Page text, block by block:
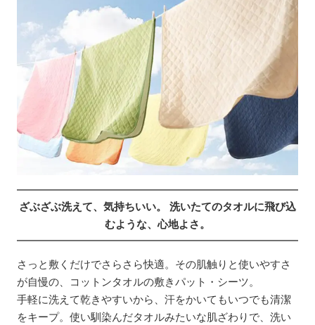
ざぶざぶ洗えて、気持ちいい。 洗いたてのタオルに飛び込
むような、心地よさ。
さっと敷くだけでさらさら快適。その肌触りと使いやすさ
が自慢の、コットンタオルの敷きパット・シーツ。
手軽に洗えて乾きやすいから、汗をかいてもいつでも清潔
をキープ。使い馴染んだタオルみたいな肌ざわりで、洗い